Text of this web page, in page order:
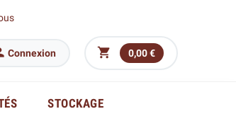
Connexion  0,00 €
STOCKAGE